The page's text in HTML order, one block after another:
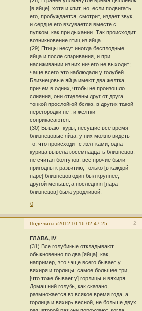
[в яйце], хотя и спит, но, если подвигать
его, пробуждается, смотрит, издает звук,
и сердце его вздувается вместе с
пупком, как при дыхании. Так происходит
возникновение птиц из яйца.
(29) Птицы несут иногда бесплодные
яйца и после спаривания, и при
насиживании из них ничего не выходит;
чаще всего это наблюдали у голубей.
Близнецовые яйца имеют два желтка,
причем в одних, чтобы не произошло
слияния, они отделены друг от друга
тонкой прослойкой белка, в других такой
перегородки нет, и желтки
соприкасаются.
(30) Бывают куры, несущие все время
близнецовые яйца, у них можно видеть
то, что происходит с желтками; одна
курица вывела восемнадцать близнецов,
не считая болтунов; все прочие были
пригодны к развитию, только [в каждой
паре] близнецов один был крупнее,
другой меньше, а последняя [пара
близнецов] была уродливой.
0
Поделиться 2
2012-10-16 02:47:25
ГЛАВА, IV
(31) Все голубиные откладывают
обыкновенно по два [яйца], как,
например, это чаще всего бывает у
вяхиря и горлицы; самое большее три,
[что тоже бывает у] горлицы и вяхиря.
Домашний голубь, как сказано,
размножается во всякое время года, а
горлица и вяхирь весной, не больше двух